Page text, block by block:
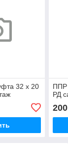
32 х 20
ППР
РД
200